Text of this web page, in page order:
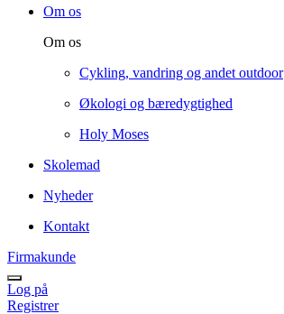
Om os
Om os
Cykling, vandring og andet outdoor
Økologi og bæredygtighed
Holy Moses
Skolemad
Nyheder
Kontakt
Firmakunde
Log på
Registrer